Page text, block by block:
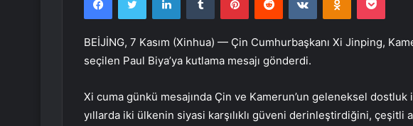
BEİJİNG, 7 Kasım (Xinhua) — Çin Cumhurbaşkanı Xi Jinping,
seçilen Paul Biya’ya kutlama mesajı gönderdi.
Xi cuma günkü mesajında Çin ve Kamerun’un geleneksel
yıllarda iki ülkenin siyasi karşılıklı güveni derinleştirdiğini,